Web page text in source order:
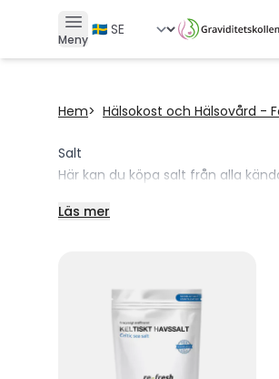
Meny
Hem Hälsokost och Hälsovård -
Salt
Här kan du köpa salt från alla
Läs mer